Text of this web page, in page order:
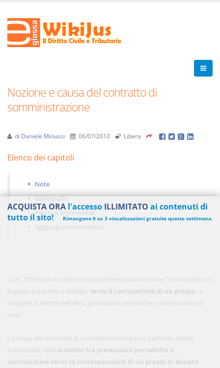
Nozione e causa del contratto di
somministrazione
di Daniele Minussi 06/07/2010 Libera
Elenco dei capitoli
Note
Bibliografia
Percorsi argomentali
Aggiungi un commento
L'art. 1559 cod.civ. descrive la somministrazione come "il contratto con
il quale una parte si obbliga, verso il corrispettivo di un prezzo , a
eseguire, a favore dell'altra, prestazioni periodiche o continuative di
cose".
La causa del contratto di somministrazione può pertanto essere
individuata nello scambio tra prestazioni periodiche o
continuative verso la corresponsione di un prezzo in denaro
ACQUISTA ORA l'accesso ILLIMITATO ai contenuti di
tutto il sito!
Rimangono 0 su 3 visualizzazioni gratuite questa settimana.
Acquista ora
Acquista ora